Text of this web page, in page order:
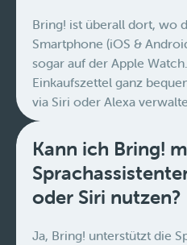
Bring! ist überall dort, wo
Smartphone (iOS &
sogar auf der Apple
Einkaufszettel ganz
via Siri oder Alexa
Kann ich Bring!
oder Siri nutzen?
Ja, Bring! unterstützt die